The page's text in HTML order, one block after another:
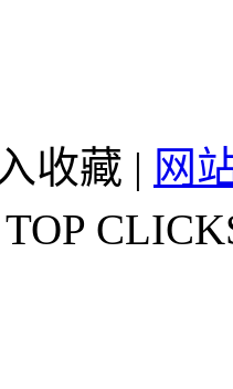
收藏 | 网